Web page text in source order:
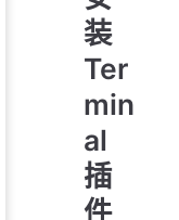
装
Ter
min
al
插
件